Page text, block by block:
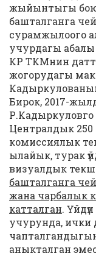
жыйынтыгы
башталганга
сурамжылоого
учурдагы абалы
КР ТКМнин
жогорудагы
Бирок, 2017-
Централдык 250
комиссиялык
ылайык, турак
визуалдык
башталганга
жана чарбалык
катталган.
учурунда, ички
аныкталган